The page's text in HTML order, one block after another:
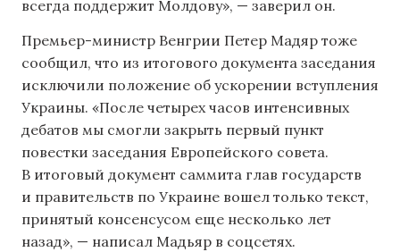
всегда поддержит Молдову», — заверил он.
Премьер-министр Венгрии Петер Мадяр тоже
сообщил, что из итогового документа заседания
исключили положение об ускорении вступления
Украины. «После четырех часов интенсивных
дебатов мы смогли закрыть первый пункт
повестки заседания Европейского совета.
В итоговый документ саммита глав государств
и правительств по Украине вошел только текст,
принятый консенсусом еще несколько лет
назад», — написал Мадьяр в соцсетях.